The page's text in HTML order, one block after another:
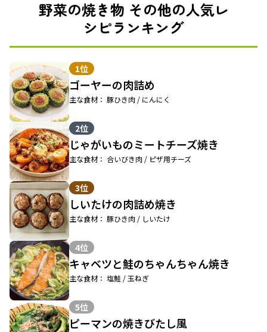
野菜の焼き物 その他の人気レ
シピランキング
1位
ゴーヤーの肉詰め
主な食材： 豚ひき肉 / にんにく
2位
じゃがいものミートチーズ焼き
主な食材： 合いびき肉 / ピザ用チーズ
3位
しいたけの肉詰め焼き
主な食材： 豚ひき肉 / しいたけ
4位
キャベツと鮭のちゃんちゃん焼き
主な食材： 塩鮭 / 玉ねぎ
5位
ピーマンの焼きびたし風